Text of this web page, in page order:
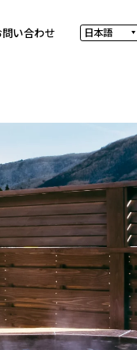
問い合わせ